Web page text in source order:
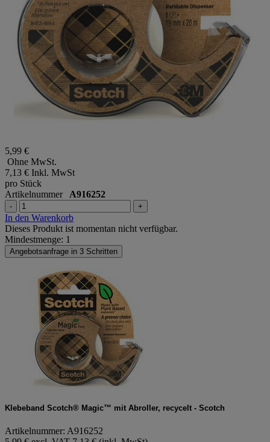
5,99 €
Ohne MwSt.
7,13 € Inkl. MwSt
pro Stück
Artikelnummer A916252
- +
In den Warenkorb
Dieses Produkt ist momentan nicht verfügbar.
Mindestmenge: 1
Angebotsanfrage in 3 Schritten
Klebeband Scotch® Magic™ mit Abroller, recycelt - Scotch
Artikelnummer: A916252